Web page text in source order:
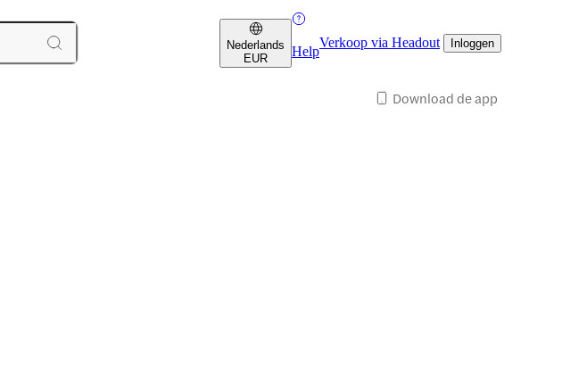
Nederlands
EUR
Help
Verkoop via Headout Inloggen
Download de app